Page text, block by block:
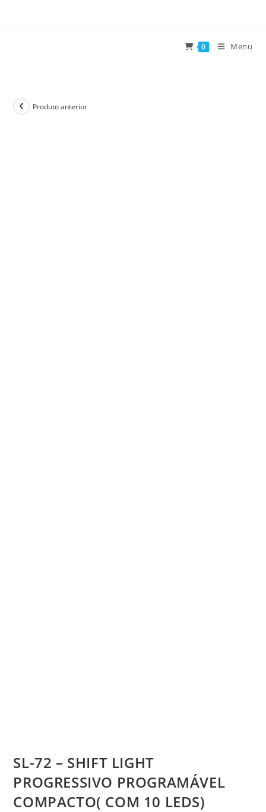
0 Menu
Produto anterior
SL-72 – SHIFT LIGHT
PROGRESSIVO PROGRAMÁVEL
COMPACTO( COM 10 LEDS)